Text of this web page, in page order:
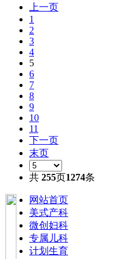
上一页
1
2
3
4
5
6
7
8
9
10
11
下一页
末页
共 255页1274条
网站首页
美式产科
微创妇科
专属儿科
计划生育